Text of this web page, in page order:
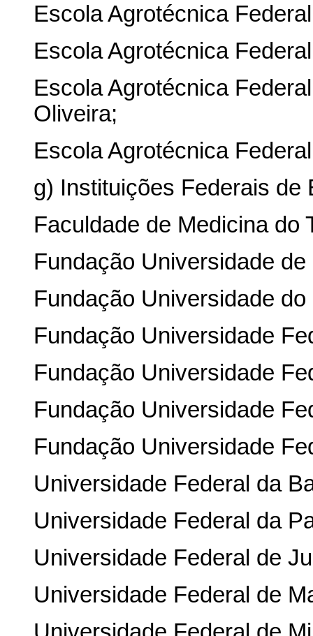
Escola Agrotécnica
Escola Agrotécnica
Escola Agrotécnica
Oliveira;
Escola Agrotécnica
g) Instituições Federais de
Faculdade de Medicina do
Fundação Universidade
Fundação Universidade
Fundação Universidade
Fundação Universidade
Fundação Universidade
Fundação Universidade
Universidade Federal da
Universidade Federal da
Universidade Federal de
Universidade Federal de